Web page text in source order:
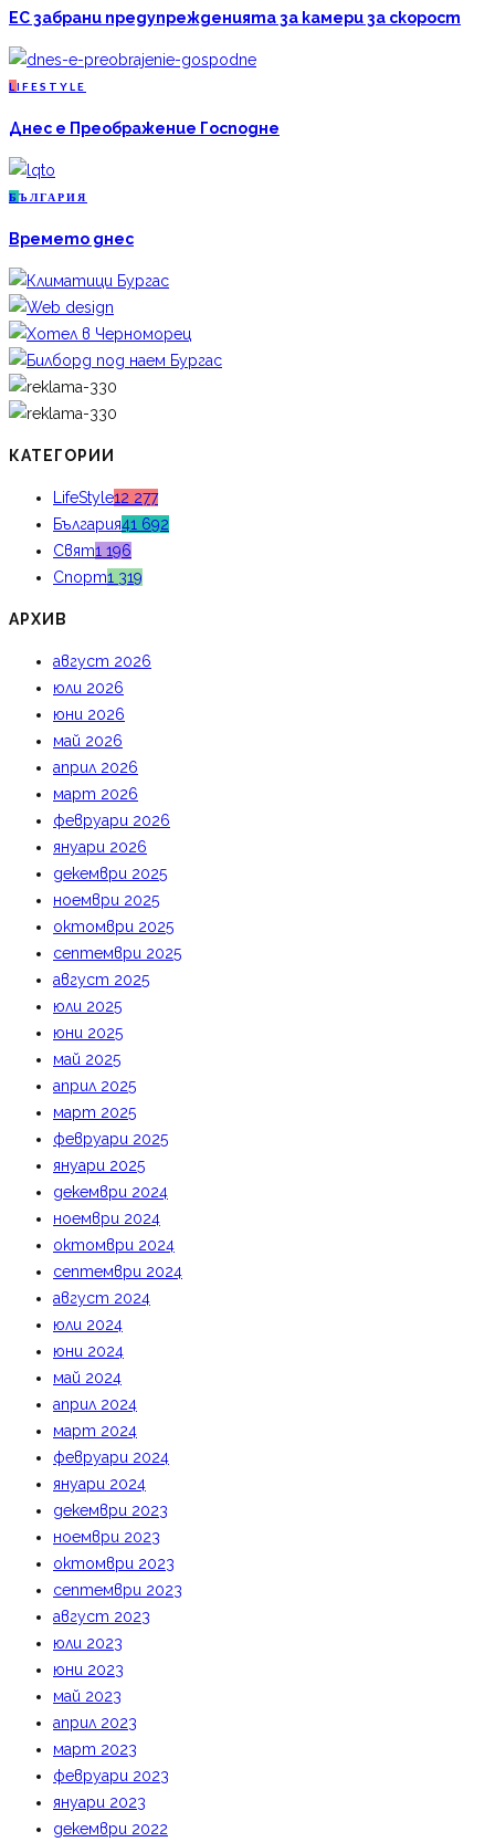
ЕС забрани предупрежденията за камери за скорост
L IFESTYLE
Днес е Преображение Господне
Б ЪЛГАРИЯ
Времето днес
КАТЕГОРИИ
LifeStyle12 277
България41 692
Свят1 196
Спорт1 319
АРХИВ
август 2026
юли 2026
юни 2026
май 2026
април 2026
март 2026
февруари 2026
януари 2026
декември 2025
ноември 2025
октомври 2025
септември 2025
август 2025
юли 2025
юни 2025
май 2025
април 2025
март 2025
февруари 2025
януари 2025
декември 2024
ноември 2024
октомври 2024
септември 2024
август 2024
юли 2024
юни 2024
май 2024
април 2024
март 2024
февруари 2024
януари 2024
декември 2023
ноември 2023
октомври 2023
септември 2023
август 2023
юли 2023
юни 2023
май 2023
април 2023
март 2023
февруари 2023
януари 2023
декември 2022